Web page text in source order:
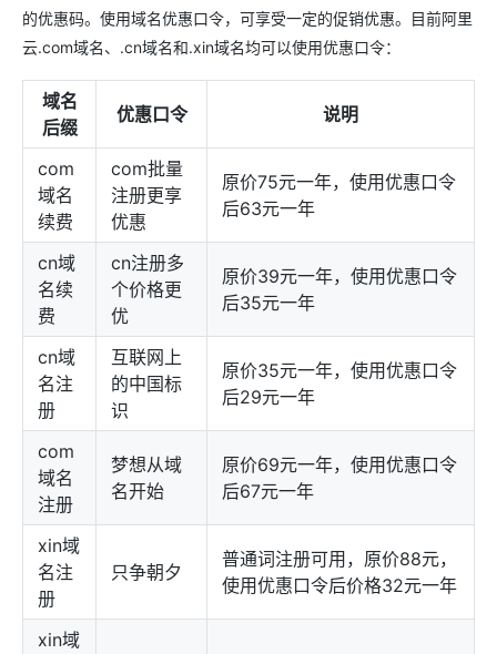
的优惠码。使用域名优惠口令，可享受一定的促销优惠。目前阿里
云.com域名、.cn域名和.xin域名均可以使用优惠口令：
域名
后缀
优惠口令 说明
com
域名
续费
com批量
注册更享
优惠
原价75元一年，使用优惠口令
后63元一年
cn域
名续
费
cn注册多
个价格更
优
原价39元一年，使用优惠口令
后35元一年
cn域
名注
册
互联网上
的中国标
识
原价35元一年，使用优惠口令
后29元一年
com
域名
注册
梦想从域
名开始
原价69元一年，使用优惠口令
后67元一年
xin域
名注
册
只争朝夕
普通词注册可用，原价88元，
使用优惠口令后价格32元一年
xin域